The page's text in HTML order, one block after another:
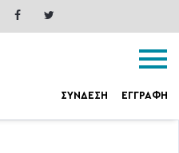
ΣΥΝΔΕΣΗ ΕΓΓΡΑΦΗ